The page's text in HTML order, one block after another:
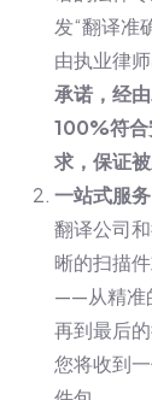
发“翻译准
由执业律
承诺，经
100%符
求，保证被
一站式服
翻译公司
晰的扫描
——从精准
再到最后
您将收到